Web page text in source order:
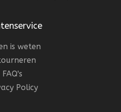
is weten
FAQ's
Policy